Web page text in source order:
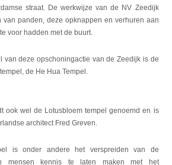
straat. De werkwijze van de NV Zeedijk
van panden, deze opknappen en verhuren aan
voor hadden met de buurt.
van deze opschoningactie van de Zeedijk is de
de He Hua Tempel.
ook wel de Lotusbloem tempel genoemd en is
architect Fred Greven.
is onder andere het verspreiden van de
mensen kennis te laten maken met het